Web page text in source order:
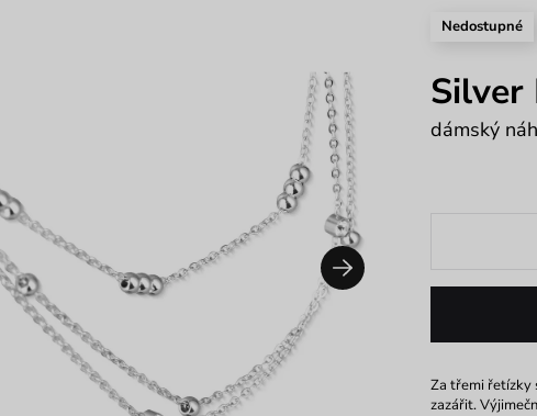
Nedostupné
Silver
dámský
Za třemi řetízky
zazářit.